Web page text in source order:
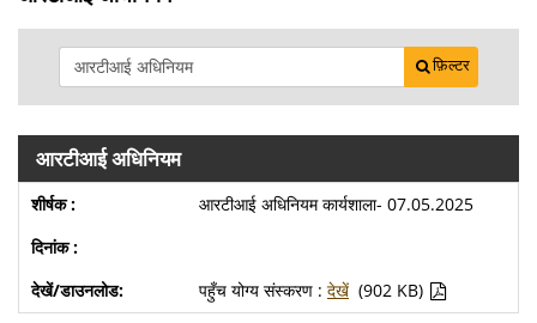
फ़िल्टर
आरटीआई अधिनियम
आरटीआई अधिनियम कार्यशाला- 07.05.2025
पहुँच योग्य संस्करण : देखें (902 KB)